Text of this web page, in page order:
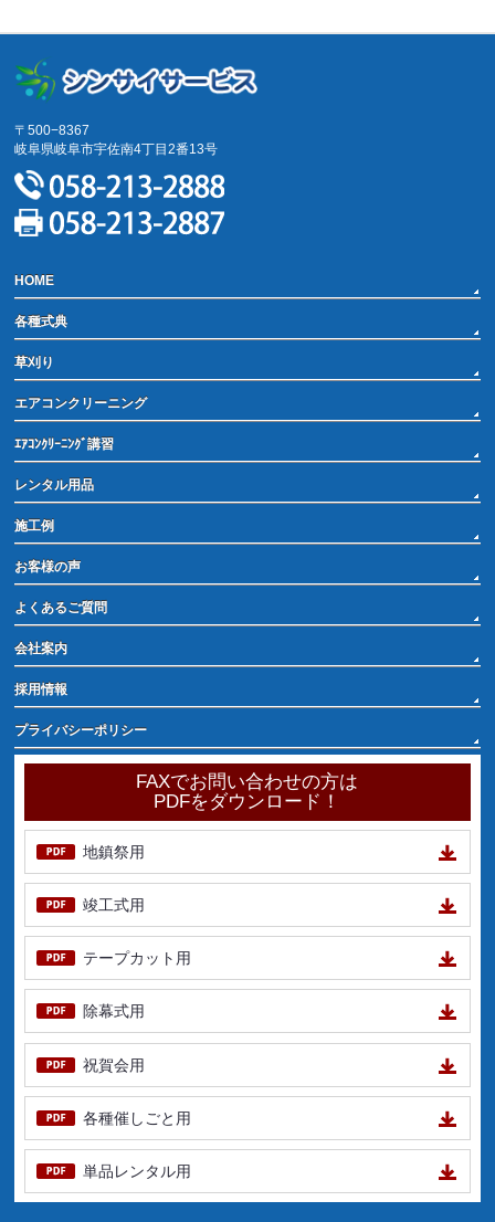
〒500−8367
岐阜県岐阜市宇佐南4丁目2番13号
HOME
各種式典
草刈り
エアコンクリーニング
ｴｱｺﾝｸﾘｰﾆﾝｸﾞ講習
レンタル用品
施工例
お客様の声
よくあるご質問
会社案内
採用情報
プライバシーポリシー
FAXでお問い合わせの方は
PDFをダウンロード！
地鎮祭用
竣工式用
テープカット用
除幕式用
祝賀会用
各種催しごと用
単品レンタル用